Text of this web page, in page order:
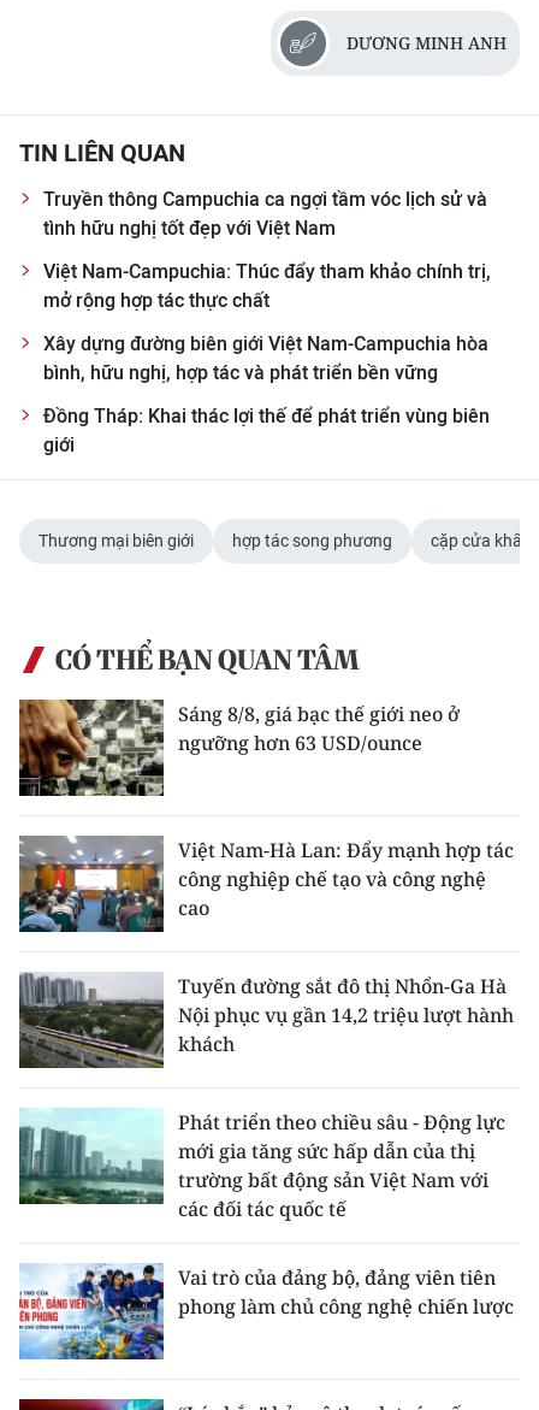
DƯƠNG MINH ANH
TIN LIÊN QUAN
Truyền thông Campuchia ca ngợi tầm vóc lịch sử và
tình hữu nghị tốt đẹp với Việt Nam
Việt Nam-Campuchia: Thúc đẩy tham khảo chính trị,
mở rộng hợp tác thực chất
Xây dựng đường biên giới Việt Nam-Campuchia hòa
bình, hữu nghị, hợp tác và phát triển bền vững
Đồng Tháp: Khai thác lợi thế để phát triển vùng biên
giới
Thương mại biên giới hợp tác song phương cặp cửa khẩu
CÓ THỂ BẠN QUAN TÂM
Sáng 8/8, giá bạc thế giới neo ở
ngưỡng hơn 63 USD/ounce
Việt Nam-Hà Lan: Đẩy mạnh hợp tác
công nghiệp chế tạo và công nghệ
cao
Tuyến đường sắt đô thị Nhổn-Ga Hà
Nội phục vụ gần 14,2 triệu lượt hành
khách
Phát triển theo chiều sâu - Động lực
mới gia tăng sức hấp dẫn của thị
trường bất động sản Việt Nam với
các đối tác quốc tế
Vai trò của đảng bộ, đảng viên tiên
phong làm chủ công nghệ chiến lược